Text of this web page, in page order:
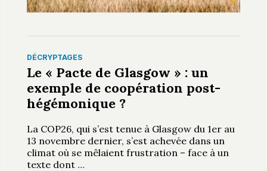
DÉCRYPTAGES
Le « Pacte de Glasgow » : un
exemple de coopération post-
hégémonique ?
La COP26, qui s’est tenue à Glasgow du 1er au
13 novembre dernier, s’est achevée dans un
climat où se mêlaient frustration – face à un
texte dont …